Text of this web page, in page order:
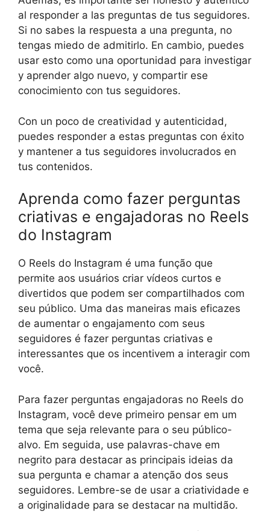
al responder a las preguntas de tus seguidores.
Si no sabes la respuesta a una pregunta, no
tengas miedo de admitirlo. En cambio, puedes
usar esto como una oportunidad para investigar
y aprender algo nuevo, y compartir ese
conocimiento con tus seguidores.
Con un poco de creatividad y autenticidad,
puedes responder a estas preguntas con éxito
y mantener a tus seguidores involucrados en
tus contenidos.
Aprenda como fazer perguntas
criativas e engajadoras no Reels
do Instagram
O Reels do Instagram é uma função que
permite aos usuários criar vídeos curtos e
divertidos que podem ser compartilhados com
seu público. Uma das maneiras mais eficazes
de aumentar o engajamento com seus
seguidores é fazer perguntas criativas e
interessantes que os incentivem a interagir com
você.
Para fazer perguntas engajadoras no Reels do
Instagram, você deve primeiro pensar em um
tema que seja relevante para o seu público-
alvo. Em seguida, use palavras-chave em
negrito para destacar as principais ideias da
sua pergunta e chamar a atenção dos seus
seguidores. Lembre-se de usar a criatividade e
a originalidade para se destacar na multidão.